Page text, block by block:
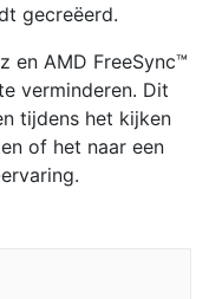
gecreëerd.
en AMD FreeSync™
verminderen. Dit
tijdens het kijken
of het naar een